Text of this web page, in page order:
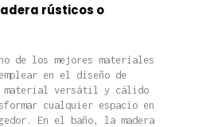
rústicos o
de los mejores materiales
en el diseño de
material versátil y cálido
cualquier espacio en
En el baño, la madera